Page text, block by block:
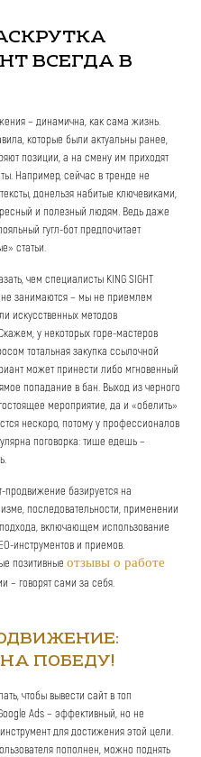
ВСЕГДА В
– динамична, как сама жизнь.
которые были актуальны ранее,
позиции, а на смену им приходят
Например, сейчас в тренде не
донельзя набитые ключевиками,
и полезный людям. Ведь даже
гугл-бот предпочитает
статьи.
чем специалисты KING SIGHT
не занимаются – мы не приемлем
искусственных методов
у некоторых горе-мастеров
тотальная закупка ссылочной
может принести либо мгновенный
попадание в бан. Выход из черного
мероприятие, да и «обелить»
нескоро, потому у профессионалов
поговорка: тише едешь –
продвижение базируется на
последовательности, применении
включающем использование
инструментов и приемов.
позитивныеотзывы о работе
– говорят сами за себя.
ПОБЕДУ!
чтобы вывести сайт в топ
Ads – эффективный, но не
для достижения этой цели.
пополнен, можно поднять